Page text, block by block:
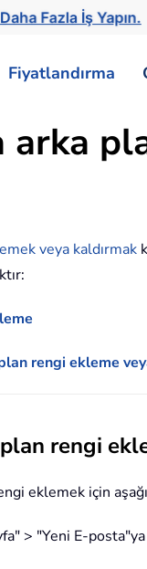
Daha Fazla İş Yapın.
Fiyatlandırma
arka
veya kaldırmak
rengi ekleme
rengi
eklemek için
> "Yeni E-